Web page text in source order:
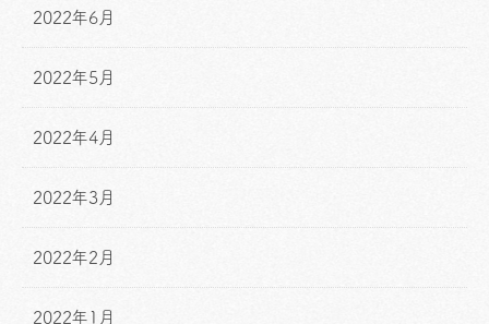
2022年6月
2022年5月
2022年4月
2022年3月
2022年2月
2022年1月